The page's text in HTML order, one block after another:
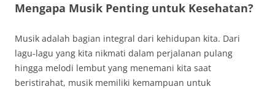
Mengapa Musik Penting untuk Kesehatan?
Musik adalah bagian integral dari kehidupan kita. Dari
lagu-lagu yang kita nikmati dalam perjalanan pulang
hingga melodi lembut yang menemani kita saat
beristirahat, musik memiliki kemampuan untuk